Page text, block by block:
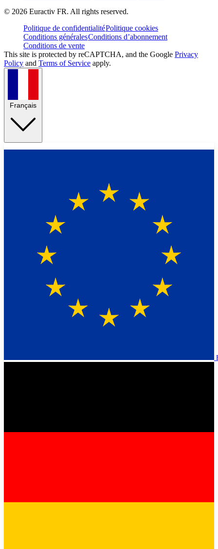
© 2026 Euractiv FR. All rights reserved.
Politique de confidentialitéPolitique cookies
Conditions généralesConditions d’abonnement
Conditions de vente
This site is protected by reCAPTCHA, and the Google Privacy
Policy and Terms of Service apply.
Français